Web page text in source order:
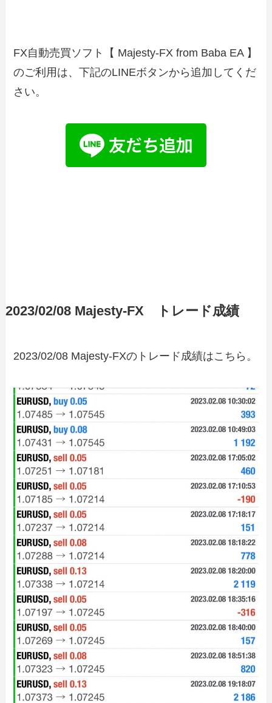
FX自動売買ソフト【 Majesty-FX from Baba EA 】
のご利用は、下記のLINEボタンから追加してくだ
さい。
2023/02/08 Majesty-FX トレード成績
2023/02/08 Majesty-FXのトレード成績はこちら。